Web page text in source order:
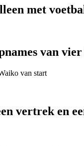
met
van
van start
vertrek en